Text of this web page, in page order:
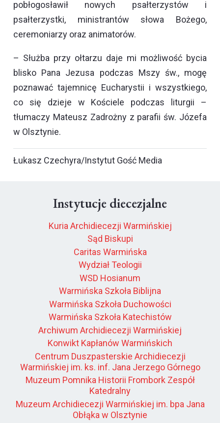
pobłogosławił nowych psałterzystów i
psałterzystki, ministrantów słowa Bożego,
ceremoniarzy oraz animatorów.
– Służba przy ołtarzu daje mi możliwość bycia
blisko Pana Jezusa podczas Mszy św., mogę
poznawać tajemnicę Eucharystii i wszystkiego,
co się dzieje w Kościele podczas liturgii –
tłumaczy Mateusz Zadrożny z parafii św. Józefa
w Olsztynie.
Łukasz Czechyra/Instytut Gość Media
Instytucje diecezjalne
Kuria Archidiecezji Warmińskiej
Sąd Biskupi
Caritas Warmińska
Wydział Teologii
WSD Hosianum
Warmińska Szkoła Biblijna
Warmińska Szkoła Duchowości
Warmińska Szkoła Katechistów
Archiwum Archidiecezji Warmińskiej
Konwikt Kapłanów Warmińskich
Centrum Duszpasterskie Archidiecezji
Warmińskiej im. ks. inf. Jana Jerzego Górnego
Muzeum Pomnika Historii Frombork Zespół
Katedralny
Muzeum Archidiecezji Warmińskiej im. bpa Jana
Obłąka w Olsztynie